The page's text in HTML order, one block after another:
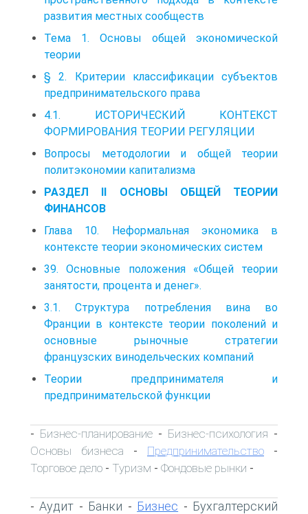
развития местных сообществ
Тема 1. Основы общей экономической
теории
§ 2. Критерии классификации субъектов
предпринимательского права
4.1. ИСТОРИЧЕСКИЙ КОНТЕКСТ
ФОРМИРОВАНИЯ ТЕОРИИ РЕГУЛЯЦИИ
Вопросы методологии и общей теории
политэкономии капитализма
РАЗДЕЛ II ОСНОВЫ ОБЩЕЙ ТЕОРИИ
ФИНАНСОВ
Глава 10. Неформальная экономика в
контексте теории экономических систем
39. Основные положения «Общей теории
занятости, процента и денег».
3.1. Структура потребления вина во
Франции в контексте теории поколений и
основные рыночные стратегии
французских винодельческих компаний
Теории предпринимателя и
предпринимательской функции
- Бизнес-планирование - Бизнес-психология -
Основы бизнеса - Предпринимательство -
Торговое дело - Туризм - Фондовые рынки -
-Аудит - Банки - Бизнес - Бухгалтерский